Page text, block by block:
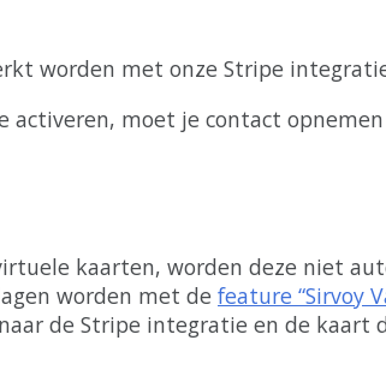
worden met onze Stripe
activeren, moet je contact opnemen
kaarten, worden deze niet
worden met de feature “Sirvoy
naar de Stripe integratie en de kaart